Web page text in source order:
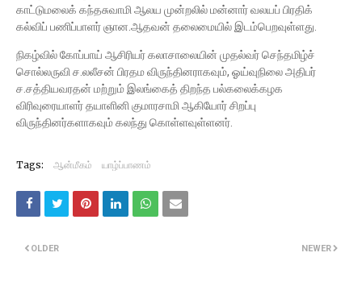
காட்டுமலைக் கந்தசுவாமி ஆலய முன்றலில் மன்னார் வலயப் பிரதிக்
கல்விப் பணிப்பாளர் ஞான.ஆதவன் தலைமையில் இடம்பெறவுள்ளது.
நிகழ்வில் கோப்பாய் ஆசிரியர் கலாசாலையின் முதல்வர் செந்தமிழ்ச்
சொல்லருவி ச.லலீசன் பிரதம விருந்தினராகவும், ஓய்வுநிலை அதிபர்
ச.சத்தியவரதன் மற்றும் இலங்கைத் திறந்த பல்கலைக்கழக
விரிவுரையாளர் தயாளினி குமாரசாமி ஆகியோர் சிறப்பு
விருந்தினர்களாகவும் கலந்து கொள்ளவுள்ளனர்.
Tags: ஆன்மீகம் யாழ்ப்பாணம்
NEWER
OLDER